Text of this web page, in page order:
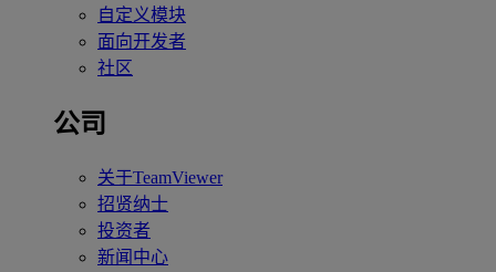
自定义模块
面向开发者
社区
公司
关于TeamViewer
招贤纳士
投资者
新闻中心